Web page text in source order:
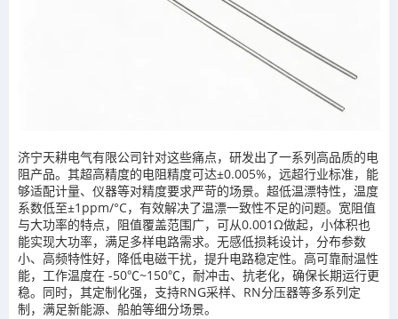
济宁天耕电气有限公司针对这些痛点，研发出了一系列高品质的电
阻产品。其超高精度的电阻精度可达±0.005%，远超行业标准，能
够适配计量、仪器等对精度要求严苛的场景。超低温漂特性，温度
系数低至±1ppm/°C，有效解决了温漂一致性不足的问题。宽阻值
与大功率的特点，阻值覆盖范围广，可从0.001Ω做起，小体积也
能实现大功率，满足多样电路需求。无感低损耗设计，分布参数
小、高频特性好，降低电磁干扰，提升电路稳定性。高可靠耐温性
能，工作温度在 -50℃~150℃，耐冲击、抗老化，确保长期运行更
稳。同时，其定制化强，支持RNG采样、RN分压器等多系列定
制，满足新能源、船舶等细分场景。